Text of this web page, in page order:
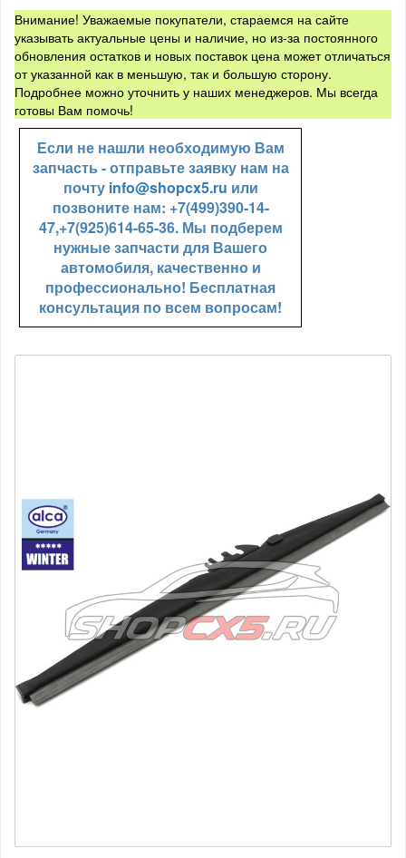
Внимание! Уважаемые покупатели, стараемся на сайте
указывать актуальные цены и наличие, но из-за постоянного
обновления остатков и новых поставок цена может отличаться
от указанной как в меньшую, так и большую сторону.
Подробнее можно уточнить у наших менеджеров. Мы всегда
готовы Вам помочь!
Если не нашли необходимую Вам
запчасть - отправьте заявку нам на
почту info@shopcx5.ru или
позвоните нам: +7(499)390-14-
47,+7(925)614-65-36. Мы подберем
нужные запчасти для Вашего
автомобиля, качественно и
профессионально! Бесплатная
консультация по всем вопросам!